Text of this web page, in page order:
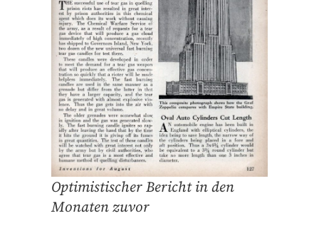
Optimistischer Bericht in den
Monaten zuvor